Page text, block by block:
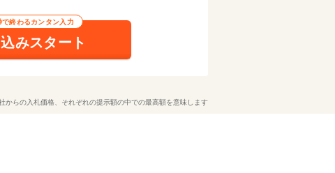
で終わるカンタン入力
みスタート
らの入札価格、それぞれの提示額の中での最高額を意味します